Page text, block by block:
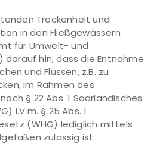
Trockenheit und
in den Fließgewässern
für Umwelt- und
darauf hin, dass die Entnahme
und Flüssen, z.B. zu
im Rahmen des
§ 22 Abs. 1 Saarländisches
i.V.m. § 25 Abs. 1
(WHG) lediglich mittels
zulässig ist.